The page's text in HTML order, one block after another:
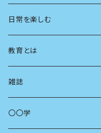
地方
まちづくり
コミュニティ
商いとは
思想
日常を楽しむ
教育とは
雑誌
母の友
〇〇学